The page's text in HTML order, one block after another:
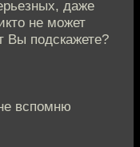
даже
не может
Вы подскажете?
вспомню